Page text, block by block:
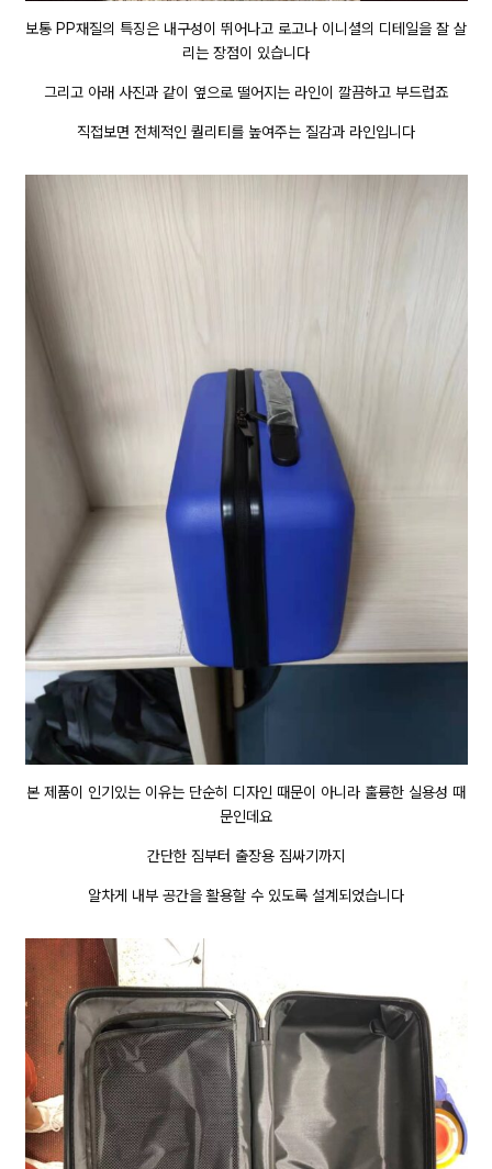
보통 PP재질의 특징은 내구성이 뛰어나고 로고나 이니셜의 디테일을 잘 살
리는 장점이 있습니다
그리고 아래 사진과 같이 옆으로 떨어지는 라인이 깔끔하고 부드럽죠
직접보면 전체적인 퀄리티를 높여주는 질감과 라인입니다
본 제품이 인기있는 이유는 단순히 디자인 때문이 아니라 훌륭한 실용성 때
문인데요
간단한 짐부터 출장용 짐싸기까지
알차게 내부 공간을 활용할 수 있도록 설계되었습니다